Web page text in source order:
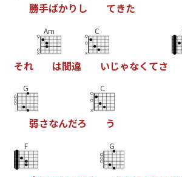
勝手ばかり し てきた
それ
Am
は間違
C
いじゃなく てさ
G
弱さなんだろ
C
う
F G